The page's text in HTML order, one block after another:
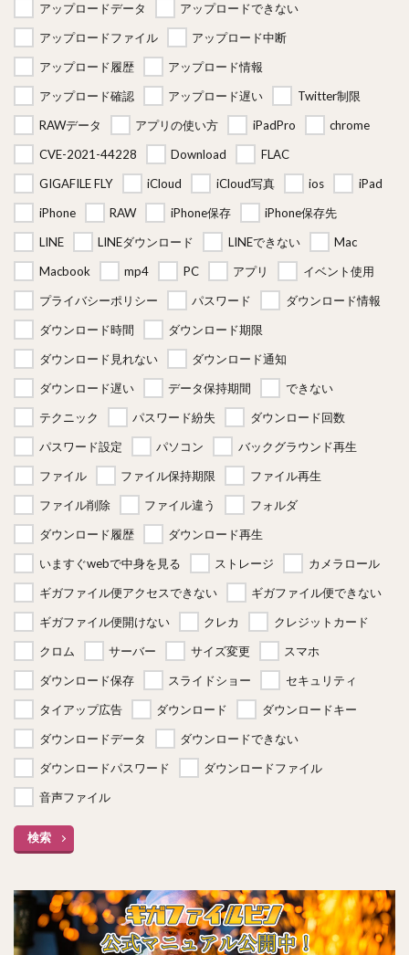
アップロードデータ
アップロードできない
アップロードファイル
アップロード中断
アップロード履歴
アップロード情報
アップロード確認
アップロード遅い
Twitter制限
RAWデータ
アプリの使い方 iPadPro
chrome
CVE-2021-44228
Download
FLAC
GIGAFILE FLY
iCloud iCloud写真 ios
iPad
iPhone
RAW iPhone保存
iPhone保存先
LINE
LINEダウンロード LINEできない
Mac
Macbook
mp4 PC アプリ
イベント使用
プライバシーポリシー
パスワード
ダウンロード情報
ダウンロード時間
ダウンロード期限
ダウンロード見れない
ダウンロード通知
ダウンロード遅い
データ保持期間
できない
テクニック
パスワード紛失
ダウンロード回数
パスワード設定
パソコン
バックグラウンド再生
ファイル
ファイル保持期限
ファイル再生
ファイル削除
ファイル違う
フォルダ
ダウンロード履歴
ダウンロード再生
いますぐwebで中身を見る
ストレージ
カメラロール
ギガファイル便アクセスできない
ギガファイル便できない
ギガファイル便開けない
クレカ
クレジットカード
クロム
サーバー サイズ変更
スマホ
ダウンロード保存
スライドショー
セキュリティ
タイアップ広告
ダウンロード
ダウンロードキー
ダウンロードデータ
ダウンロードできない
ダウンロードパスワード
ダウンロードファイル
音声ファイル
検索